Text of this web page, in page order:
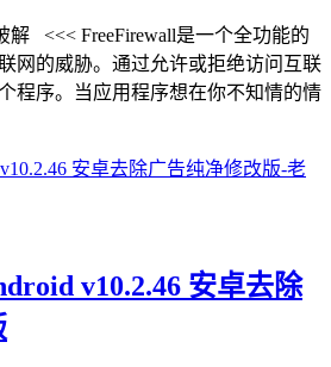
<<< FreeFirewall是一个全功能的
网的威胁。通过允许或拒绝访问互联
程序。当应用程序想在你不知情的情
v10.2.46 安卓去除